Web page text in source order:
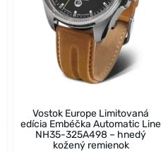
Vostok Europe Limitovaná
edícia Embéčka Automatic Line
NH35-325A498 – hnedý
kožený remienok